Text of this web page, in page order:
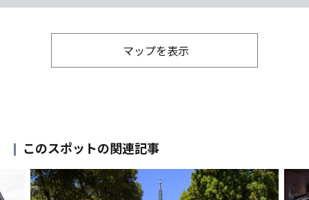
マップを表示
このスポットの関連記事